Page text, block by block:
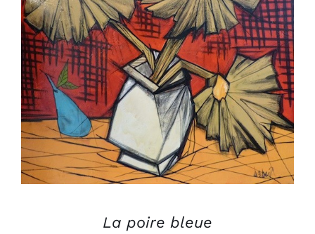
AJOUTER AU PANIER
/
DÉTAILS
La poire bleue